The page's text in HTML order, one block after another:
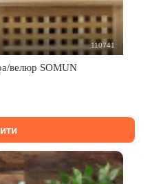
110741
велюр SOMUN